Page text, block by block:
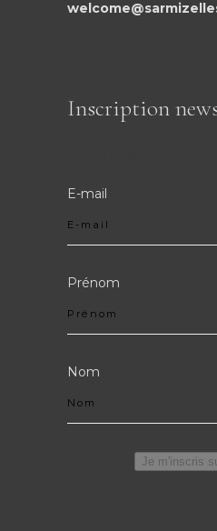
Inscription
E-mail
Prénom
Nom
Je m'inscris